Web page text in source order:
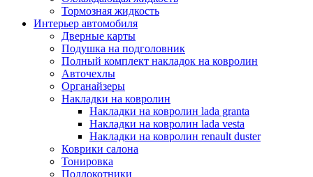
Тормозная жидкость
Интерьер автомобиля
Дверные карты
Подушка на подголовник
Полный комплект накладок на ковролин
Авточехлы
Органайзеры
Накладки на ковролин
Накладки на ковролин lada granta
Накладки на ковролин lada vesta
Накладки на ковролин renault duster
Коврики салона
Тонировка
Подлокотники